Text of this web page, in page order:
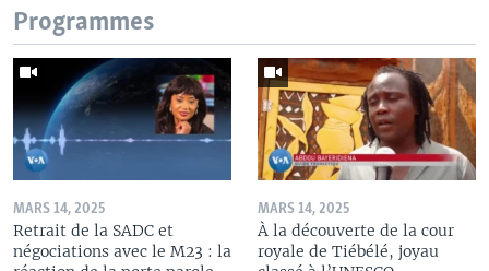
Programmes
MARS 14, 2025
Retrait de la SADC et
négociations avec le M23 : la
MARS 14, 2025
À la découverte de la cour
royale de Tiébélé, joyau